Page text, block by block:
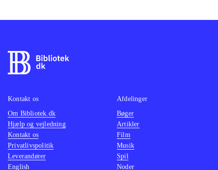
Kontakt os
Om Bibliotek.dk
Hjælp og vejledning
Kontakt os
Privatlivspolitik
Leverandører
English
Afdelinger
Bøger
Artikler
Film
Musik
Spil
Noder